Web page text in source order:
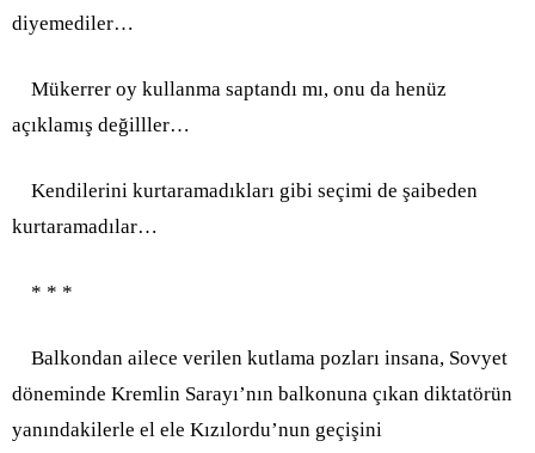
diyemediler…
Mükerrer oy kullanma saptandı mı, onu da henüz
açıklamış değilller…
Kendilerini kurtaramadıkları gibi seçimi de şaibeden
kurtaramadılar…
* * *
Balkondan ailece verilen kutlama pozları insana, Sovyet
döneminde Kremlin Sarayı’nın balkonuna çıkan diktatörün
yanındakilerle el ele Kızılordu’nun geçişini